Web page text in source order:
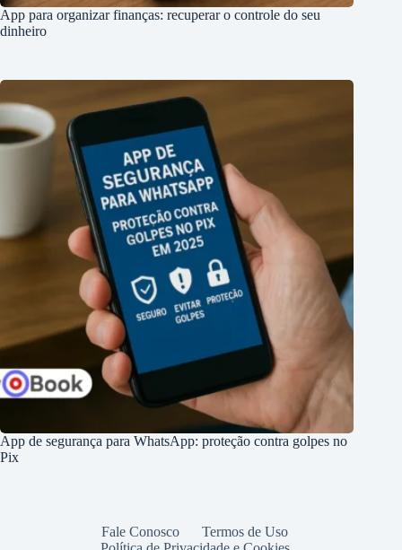
App para organizar finanças: recuperar o controle do seu
dinheiro
App de segurança para WhatsApp: proteção contra golpes no
Pix
Fale Conosco
Termos de Uso